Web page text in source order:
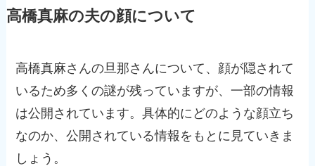
高橋真麻の夫の顔について
高橋真麻さんの旦那さんについて、顔が隠されて
いるため多くの謎が残っていますが、一部の情報
は公開されています。具体的にどのような顔立ち
なのか、公開されている情報をもとに見ていきま
しょう。